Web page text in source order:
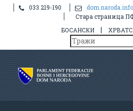
033 219-190
Стара страница
БОСАНСКИ
|